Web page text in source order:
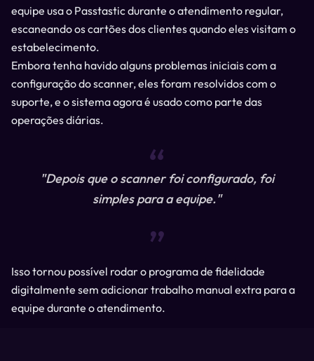
equipe usa o Passtastic durante o atendimento regular,
escaneando os cartões dos clientes quando eles visitam o
estabelecimento.
Embora tenha havido alguns problemas iniciais com a
configuração do scanner, eles foram resolvidos com o
suporte, e o sistema agora é usado como parte das
operações diárias.
“
"Depois que o scanner foi configurado, foi
simples para a equipe."
“
Isso tornou possível rodar o programa de fidelidade
digitalmente sem adicionar trabalho manual extra para a
equipe durante o atendimento.